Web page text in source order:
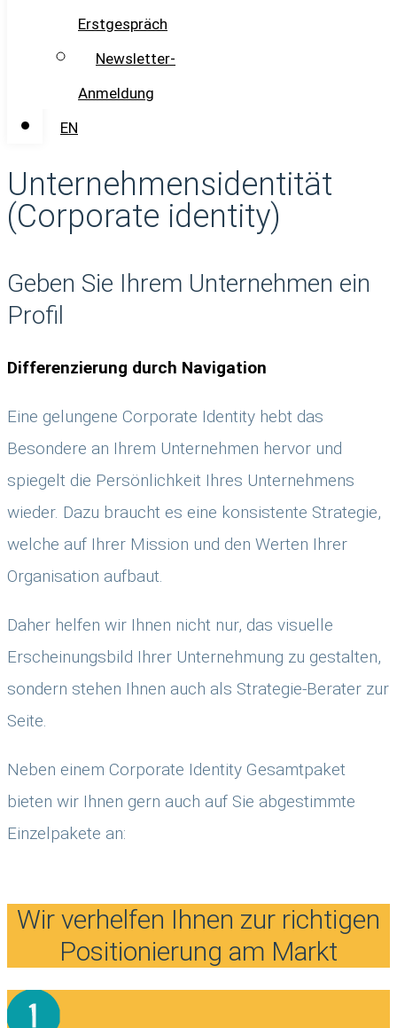
Erstgespräch
Newsletter-
Anmeldung
EN
Unternehmensidentität
(Corporate identity)
Geben Sie Ihrem Unternehmen ein
Profil
Differenzierung durch Navigation
Eine gelungene Corporate Identity hebt das
Besondere an Ihrem Unternehmen hervor und
spiegelt die Persönlichkeit Ihres Unternehmens
wieder. Dazu braucht es eine konsistente Strategie,
welche auf Ihrer Mission und den Werten Ihrer
Organisation aufbaut.
Daher helfen wir Ihnen nicht nur, das visuelle
Erscheinungsbild Ihrer Unternehmung zu gestalten,
sondern stehen Ihnen auch als Strategie-Berater zur
Seite.
Neben einem Corporate Identity Gesamtpaket
bieten wir Ihnen gern auch auf Sie abgestimmte
Einzelpakete an:
Wir verhelfen Ihnen zur richtigen
Positionierung am Markt